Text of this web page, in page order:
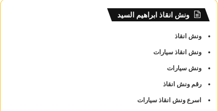
ونش انقاذ ابراهيم السيد
ونش انقاذ
ونش انقاذ سيارات
ونش سيارات
رقم ونش انقاذ
اسرع ونش انقاذ سيارات